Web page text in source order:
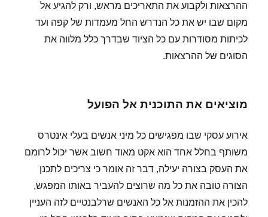
ההרצאות ולקבוע את התאריכים מראש, ורק להגיע אל
מקום שבו יש את כל הנדרש החל מעמדות של קפה ועד
לכיתות מסודרות עם כל הציוד שבדרך כלל מלווה את
הסוגים של ההרצאות.
מוציאים את התוכנית אל הפועל
אירוע עסקי שבו מפגישים כל מיני אנשים בעלי אינטרס
משותף בחלל אחד הוא אקט מאוד חשוב אשר יכול לרומם
את העסק בצורה יעילה, דבר זה אומר כי צריכים לתכנן
הצורה טובה את כל מה שרוצים להעביר באותו המפגש,
להכין את ההזמנות אל כל האנשים שרלבנטיים לזה העניין